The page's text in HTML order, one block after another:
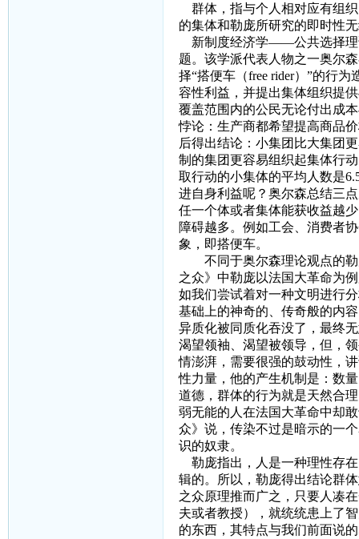
群体，指与个人相对应有组
的集体和勒庞所研究的即时性
新制度经济学——公共选择理
题。该学派代表人物之一奥尔
择“搭便车（free rider）”的行为
容性利益，并提出集体组织提
覆盖范围内的公民无论付出成
悖论：生产商都希望提高商品
后得出结论：小集团比大集团
制的集团更容易组织起集体行
取行动的小集体的平均人数是
进自身利益呢？奥尔森总结三
任一个体或者集体能获收益越
障碍越多。例如工会、消费者
象，即搭便车。
不同于奥尔森理论观点的
之众》中勒庞以法国大革命为
如我们尝试着对一种文明进行
基础上的神奇的、传奇般的内
异质化被同质化吞没了，最终
渴望领袖、渴望被领导，但，
情澎湃，需要很强的鼓动性，
性力量，他的产生机制是：数
道德，群体的行为就是天然合
弱无能的人在法国大革命中却
众》说，传染不过是暗示的一
识的奴隶。
勒庞指出，人是一种理性存
辑的。所以，勒庞得出结论群
之众原理推而广之，只要人凑
夫或者教授），就统统患上了
的东西，其特点与我们前面说